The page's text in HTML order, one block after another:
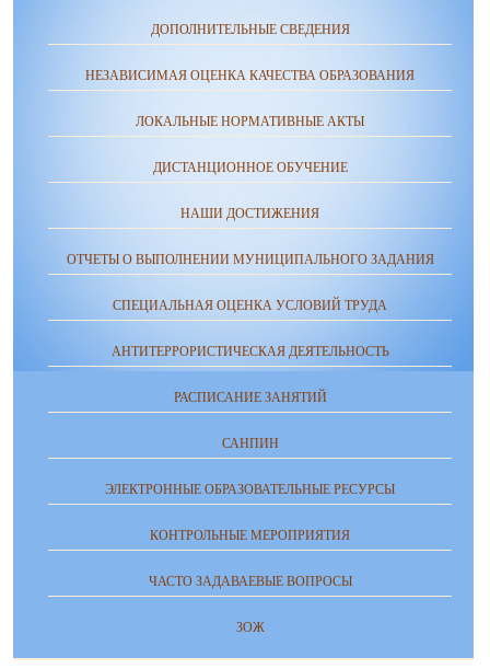
ДОПОЛНИТЕЛЬНЫЕ СВЕДЕНИЯ
НЕЗАВИСИМАЯ ОЦЕНКА КАЧЕСТВА ОБРАЗОВАНИЯ
ЛОКАЛЬНЫЕ НОРМАТИВНЫЕ АКТЫ
ДИСТАНЦИОННОЕ ОБУЧЕНИЕ
НАШИ ДОСТИЖЕНИЯ
ОТЧЕТЫ О ВЫПОЛНЕНИИ МУНИЦИПАЛЬНОГО ЗАДАНИЯ
СПЕЦИАЛЬНАЯ ОЦЕНКА УСЛОВИЙ ТРУДА
АНТИТЕРРОРИСТИЧЕСКАЯ ДЕЯТЕЛЬНОСТЬ
РАСПИСАНИЕ ЗАНЯТИЙ
САНПИН
ЭЛЕКТРОННЫЕ ОБРАЗОВАТЕЛЬНЫЕ РЕСУРСЫ
КОНТРОЛЬНЫЕ МЕРОПРИЯТИЯ
ЧАСТО ЗАДАВАЕВЫЕ ВОПРОСЫ
ЗОЖ